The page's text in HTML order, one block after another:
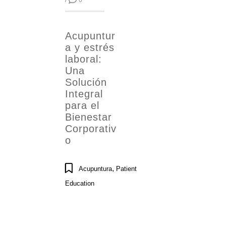
Acupuntur
a y estrés
laboral:
Una
Solución
Integral
para el
Bienestar
Corporativ
o
Acupuntura, Patient
Education